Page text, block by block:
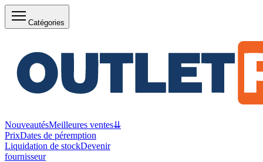
Catégories
NouveautésMeilleures ventes⇊
PrixDates de péremption
Liquidation de stockDevenir
fournisseur